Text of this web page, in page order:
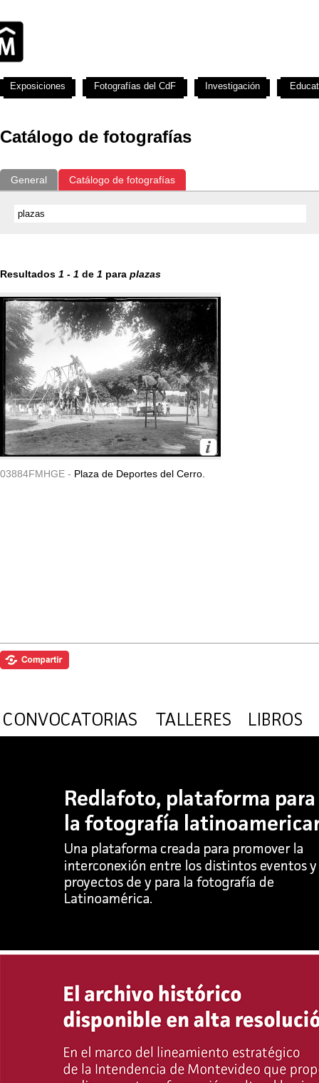
Catálogo de fotografías
General Catálogo de fotografías
Resultados 1 - 1 de 1 para plazas
03884FMHGE - Plaza de Deportes del Cerro.
Exposiciones Fotografías del CdF Investigación